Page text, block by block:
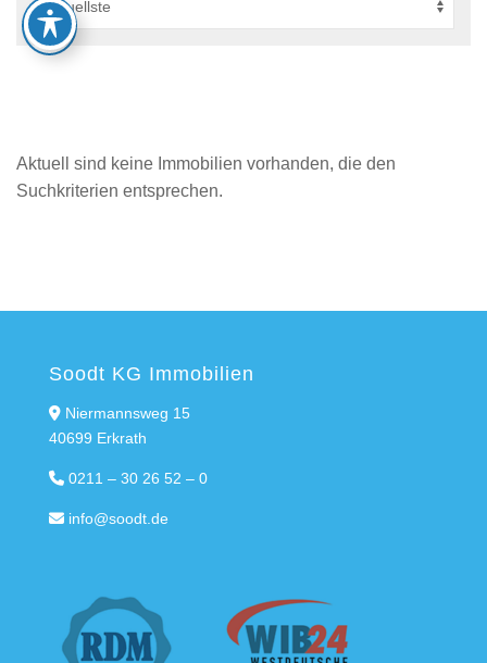
Aktuell sind keine Immobilien vorhanden, die den
Suchkriterien entsprechen.
Soodt KG Immobilien
Niermannsweg 15
40699 Erkrath
0211 – 30 26 52 – 0
info@soodt.de